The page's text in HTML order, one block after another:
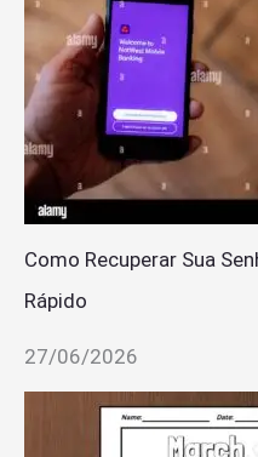
Como Recuperar Sua
Rápido
27/06/2026